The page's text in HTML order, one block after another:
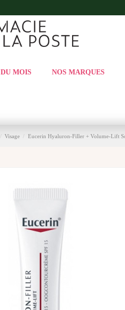
MOIS NOS MARQUES
Visage Eucerin Hyaluron-Filler + Volume-Lift